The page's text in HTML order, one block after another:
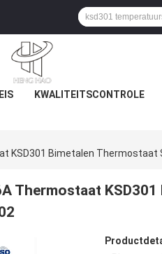
KWALITEITSCONTROLE
KSD301 Bimetalen
Thermostaat